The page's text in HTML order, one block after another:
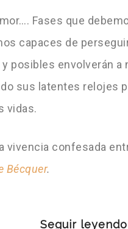
Fases que
capaces de
posibles envolverán
sus latentes relojes
vidas.
vivencia confesada
Bécquer.
Seguir leyendo